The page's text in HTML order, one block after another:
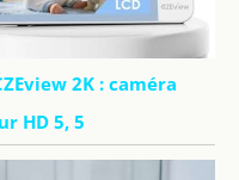
2K : caméra
HD 5, 5